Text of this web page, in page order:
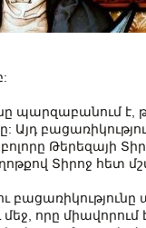
պարզաբանում է,
Այդ
Թերեզայի
Տիրոջ հետ
բացառիկությունը
մեջ, որը